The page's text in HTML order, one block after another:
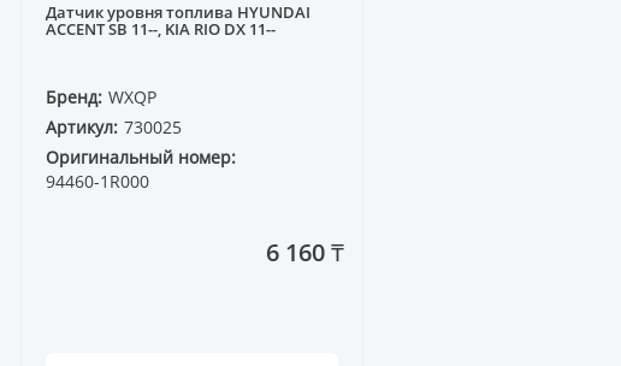
Датчик уровня топлива HYUNDAI
ACCENT SB 11--, KIA RIO DX 11--
Бренд: WXQP
Артикул: 730025
Оригинальный номер:
94460-1R000
6 160 ₸